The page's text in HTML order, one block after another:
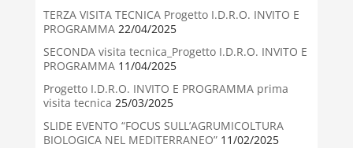
TERZA VISITA TECNICA Progetto I.D.R.O. INVITO E
PROGRAMMA22/04/2025
SECONDA visita tecnica_Progetto I.D.R.O. INVITO E
PROGRAMMA11/04/2025
Progetto I.D.R.O. INVITO E PROGRAMMA prima
visita tecnica 25/03/2025
SLIDE EVENTO “FOCUS SULL’AGRUMICOLTURA
BIOLOGICA NEL MEDITERRANEO”11/02/2025